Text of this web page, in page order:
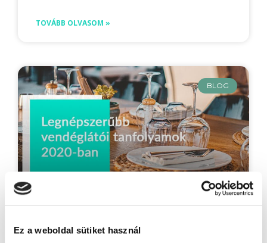
Ez a weboldal sütiket használ
TOVÁBB OLVASOM »
BLOG
Legnépszerűbb vendéglátói tanfolyamok